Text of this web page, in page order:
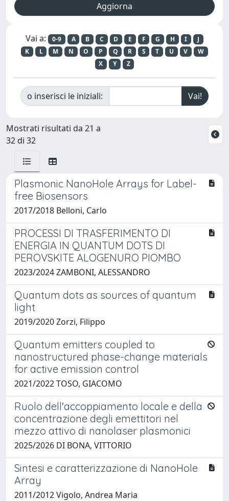
Vai a: 0-9 A B C D E F G H I
J
K
L M N O P Q R S T U V
W
X
Y Z
o inserisci le iniziali:
Mostrati risultati da 21 a
32 di 32
Plasmonic NanoHole Arrays for Label-
free Biosensors
2017/2018 Belloni, Carlo
PROCESSI DI TRASFERIMENTO DI
ENERGIA IN QUANTUM DOTS DI
PEROVSKITE ALOGENURO PIOMBO
2023/2024 ZAMBONI, ALESSANDRO
Quantum dots as sources of quantum
light
2019/2020 Zorzi, Filippo
Quantum emitters coupled to
nanostructured phase-change materials
for active emission control
2021/2022 TOSO, GIACOMO
Ruolo dell'accoppiamento locale e della
concentrazione degli emettitori nel
mezzo attivo di nanolaser plasmonici
2025/2026 DI BONA, VITTORIO
Sintesi e caratterizzazione di NanoHole
Array
2011/2012 Vigolo, Andrea Maria